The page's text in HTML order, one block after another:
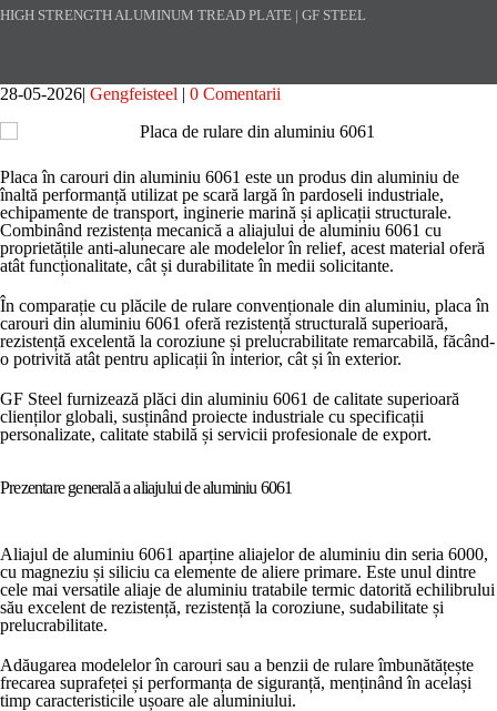
HIGH STRENGTH ALUMINUM TREAD PLATE | GF STEEL
28-05-2026 Gengfeisteel 0 Comentarii
Placa în carouri din aluminiu 6061 este un produs din aluminiu de
înaltă performanță utilizat pe scară largă în pardoseli industriale,
echipamente de transport, inginerie marină și aplicații structurale.
Combinând rezistența mecanică a aliajului de aluminiu 6061 cu
proprietățile anti-alunecare ale modelelor în relief, acest material oferă
atât funcționalitate, cât și durabilitate în medii solicitante.
În comparație cu plăcile de rulare convenționale din aluminiu, placa în
carouri din aluminiu 6061 oferă rezistență structurală superioară,
rezistență excelentă la coroziune și prelucrabilitate remarcabilă, făcând-
o potrivită atât pentru aplicații în interior, cât și în exterior.
GF Steel furnizează plăci din aluminiu 6061 de calitate superioară
clienților globali, susținând proiecte industriale cu specificații
personalizate, calitate stabilă și servicii profesionale de export.
Prezentare generală a aliajului de aluminiu 6061
Aliajul de aluminiu 6061 aparține aliajelor de aluminiu din seria 6000,
cu magneziu și siliciu ca elemente de aliere primare. Este unul dintre
cele mai versatile aliaje de aluminiu tratabile termic datorită echilibrului
său excelent de rezistență, rezistență la coroziune, sudabilitate și
prelucrabilitate.
Adăugarea modelelor în carouri sau a benzii de rulare îmbunătățește
frecarea suprafeței și performanța de siguranță, menținând în același
timp caracteristicile ușoare ale aluminiului.